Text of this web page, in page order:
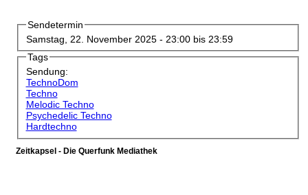
Sendetermin
Samstag, 22. November 2025 - 23:00bis 23:59
Tags
Sendung:
TechnoDom
Techno
Melodic Techno
Psychedelic Techno
Hardtechno
Zeitkapsel - Die Querfunk Mediathek